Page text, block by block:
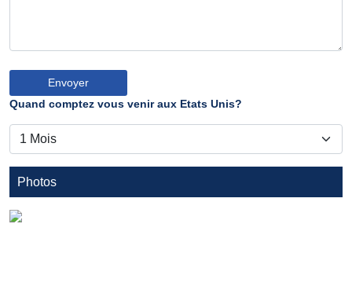
Quand comptez vous venir aux Etats Unis?
Photos